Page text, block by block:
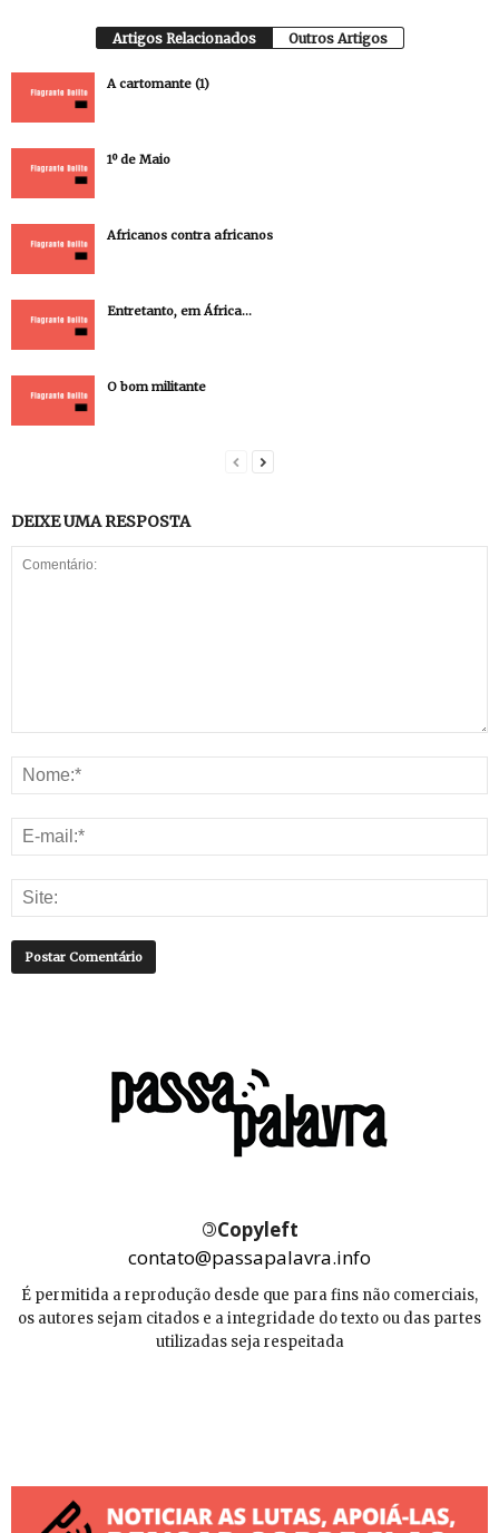
Artigos Relacionados Outros Artigos
A cartomante (1)
1º de Maio
Africanos contra africanos
Entretanto, em África…
O bom militante
DEIXE UMA RESPOSTA
©Copyleft
contato@passapalavra.info
É permitida a reprodução desde que para fins não comerciais,
os autores sejam citados e a integridade do texto ou das partes
utilizadas seja respeitada